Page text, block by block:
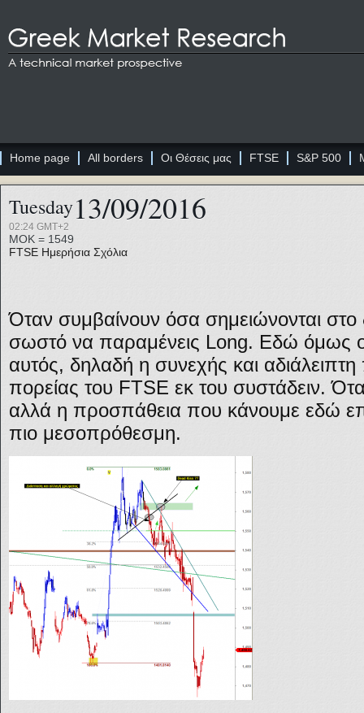
Home page All borders Οι Θέσεις μας FTSE S&P 500
Tuesday13/09/2016
02:24 GMT+2
ΜΟΚ = 1549
FTSE Ημερήσια Σχόλια
Όταν συμβαίνουν όσα σημειώνονται στο
σωστό να παραμένεις Long. Εδώ όμως ο
αυτός, δηλαδή η συνεχής και
πορείας του FTSE εκ του συστάδειν.
αλλά η προσπάθεια που κάνουμε εδώ
πιο μεσοπρόθεσμη.